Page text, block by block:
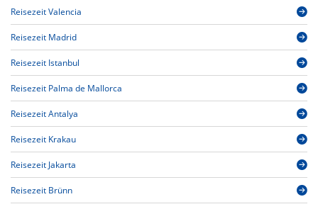
Reisezeit Valencia
Reisezeit Madrid
Reisezeit Istanbul
Reisezeit Palma de Mallorca
Reisezeit Antalya
Reisezeit Krakau
Reisezeit Jakarta
Reisezeit Brünn